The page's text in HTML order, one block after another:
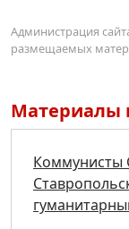
Администрация
размещаемых
Материалы
Коммунисты